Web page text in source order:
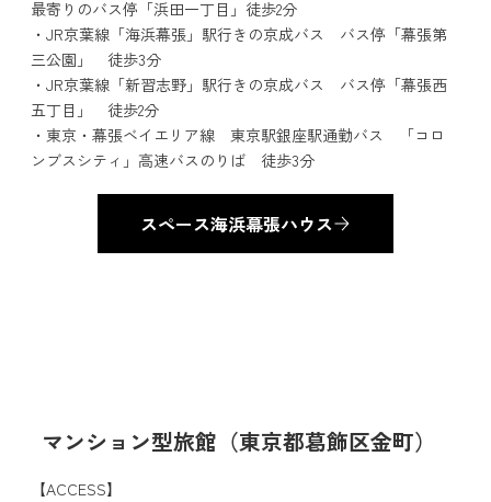
最寄りのバス停「浜田一丁目」徒歩2分
・JR京葉線「海浜幕張」駅行きの京成バス バス停「幕張第
三公園」 徒歩3分
・JR京葉線「新習志野」駅行きの京成バス バス停「幕張西
五丁目」 徒歩2分
・東京・幕張ベイエリア線 東京駅銀座駅通勤バス 「コロ
ンブスシティ」高速バスのりば 徒歩3分
スペース海浜幕張ハウス
マンション型旅館（東京都葛飾区金町）
【ACCESS】